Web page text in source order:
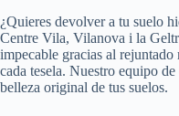
¿Quieres devolver a tu suelo
Centre Vila, Vilanova i la
impecable gracias al
cada tesela. Nuestro equipo
belleza original de tus suelos.